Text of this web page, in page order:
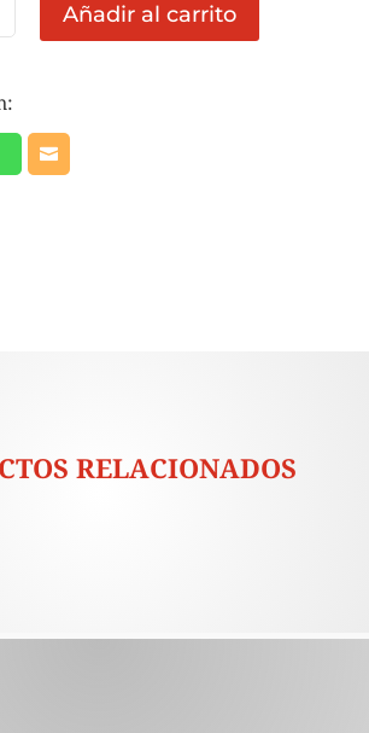
Añadir al carrito
RELACIONADOS